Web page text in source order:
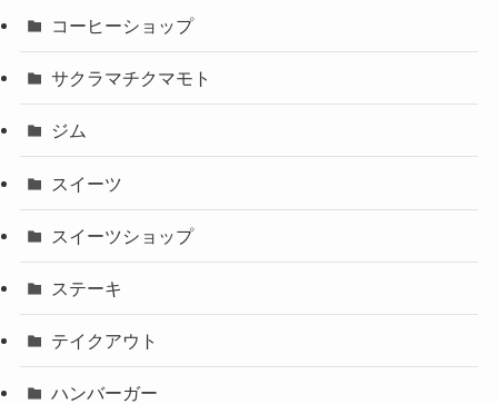
コーヒーショップ
サクラマチクマモト
ジム
スイーツ
スイーツショップ
ステーキ
テイクアウト
ハンバーガー